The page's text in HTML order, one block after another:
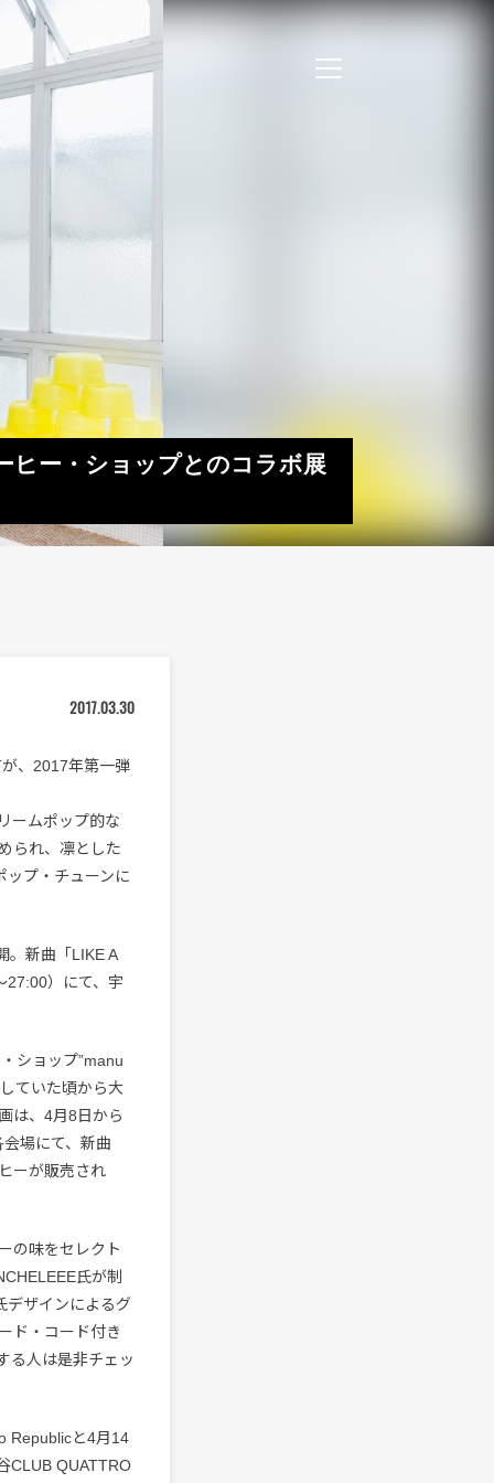
ヒー・ショップとのコラボ展
2017.03.30
、2017年第一弾
ームポップ的な
られ、凛とした
ップ・チューンに
。新曲「LIKE A
27:00）にて、宇
ショップ”manu
ていた頃から大
は、4月8日から
場にて、新曲
ーが販売され
の味をセレクト
氏が制
デザインによるグ
ド・コード付き
る人は是非チェッ
Republicと4月14
CLUB QUATTRO